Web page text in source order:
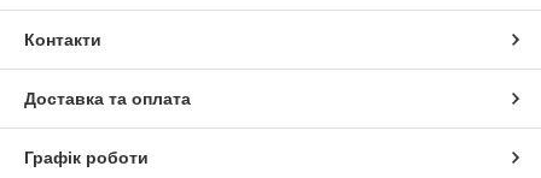
Типи послуг:
Шиномонтажні роботи:
дисбалансу колеса. Не відбалансовані колеса
нерівномірно зношують шини, а також розбивають
елементи маточини та підвіски.
Контакти
Доставка та оплата
Графік роботи